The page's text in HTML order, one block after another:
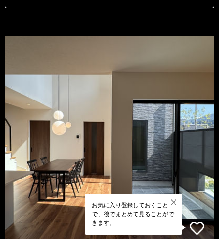
お気に入り登録しておくこと
で、後でまとめて見ることがで
きます。